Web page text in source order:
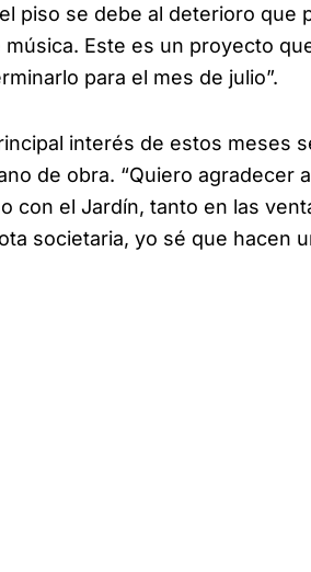
piso se debe al deterioro que
música. Este es un proyecto
para el mes de julio”.
interés de estos meses
de obra. “Quiero agradecer
con el Jardín, tanto en las
societaria, yo sé que hacen